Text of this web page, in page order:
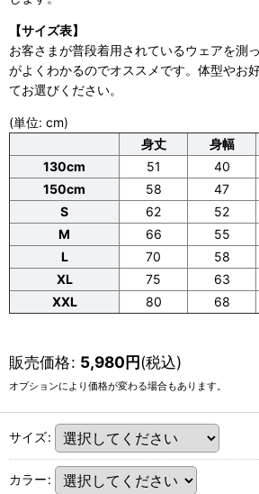
【サイズ表】
お客さまが普段着用されているウェアを測
がよくわかるのでオススメです。体型やお
てお選びください。
(単位: cm)
身丈
身幅
130cm
51 40
150cm
58 47
S
62 52
M
66 55
L
70 58
XL
75 63
XXL
80 68
販売価格: 5,980円(税込)
オプションにより価格が変わる場合もあります。
サイズ:
カラー: